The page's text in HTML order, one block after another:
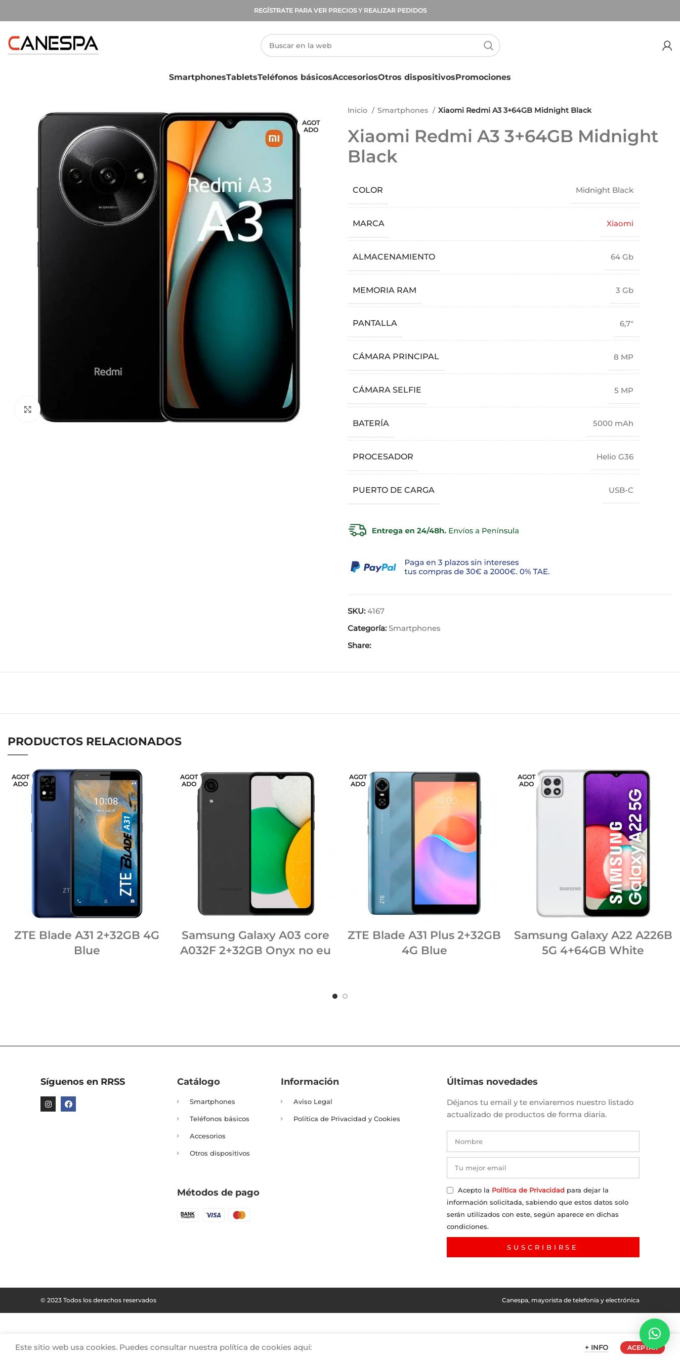
REGÍSTRATE PARA VER PRECIOS Y REALIZAR PEDIDOS
SmartphonesTabletsTeléfonos básicosAccesoriosOtros dispositivosPromociones
AGOT
ADO
Ampliar imagen
Inicio Smartphones Xiaomi Redmi A3 3+64GB Midnight Black
Xiaomi Redmi A3 3+64GB Midnight
Black
COLOR Midnight Black
MARCA Xiaomi
ALMACENAMIENTO 64 Gb
MEMORIA RAM 3 Gb
PANTALLA 6,7"
CÁMARA PRINCIPAL 8 MP
CÁMARA SELFIE 5 MP
BATERÍA 5000 mAh
PROCESADOR Helio G36
PUERTO DE CARGA USB-C
SKU:4167
Categoría: Smartphones
Share:
PRODUCTOS RELACIONADOS
AGOT
ADO
ZTE Blade A31 2+32GB 4G
Blue
AGOT
ADO
Samsung Galaxy A03 core
A032F 2+32GB Onyx no eu
AGOT
ADO
ZTE Blade A31 Plus 2+32GB
4G Blue
AGOT
ADO
Samsung Galaxy A22 A226B
5G 4+64GB White
Síguenos en RRSS Catálogo
Smartphones
Teléfonos básicos
Accesorios
Otros dispositivos
Métodos de pago
Información
Aviso Legal
Política de Privacidad y Cookies
Últimas novedades
Déjanos tu email y te enviaremos nuestro listado
actualizado de productos de forma diaria.
Acepto la Política de Privacidad para dejar la
información solicitada, sabiendo que estos datos solo
serán utilizados con este, según aparece en dichas
condiciones.
SUSCRIBIRSE
© 2023 Todos los derechos reservados Canespa, mayorista de telefonía y electrónica
Este sitio web usa cookies. Puedes consultar nuestra política de cookies aquí: + INFO ACEPTAR